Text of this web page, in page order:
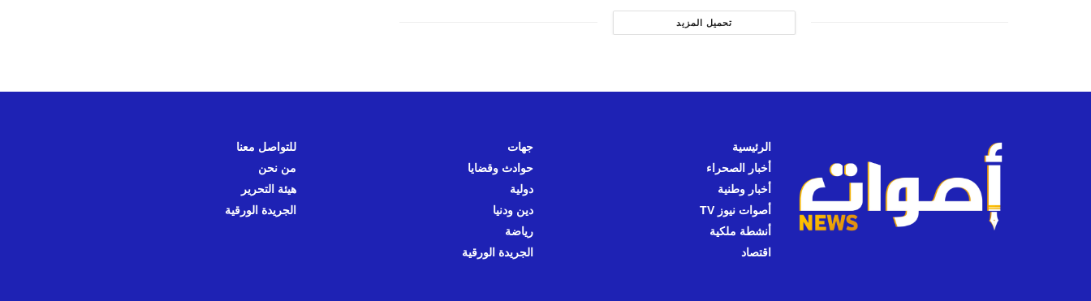
تحميل المزيد
الرئيسية
أخبار الصحراء
أخبار وطنية
أصوات نيوز TV
أنشطة ملكية
اقتصاد
جهات
حوادث وقضايا
دولية
دين ودنيا
رياضة
الجريدة الورقية
للتواصل معنا
من نحن
هيئة التحرير
الجريدة الورقية